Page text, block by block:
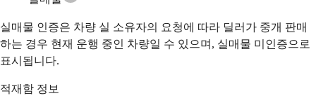
실매물 인증은 차량 실 소유자의 요청에 따라 딜러가 중개 판매
하는 경우 현재 운행 중인 차량일 수 있으며, 실매물 미인증으로
표시됩니다.
적재함 정보